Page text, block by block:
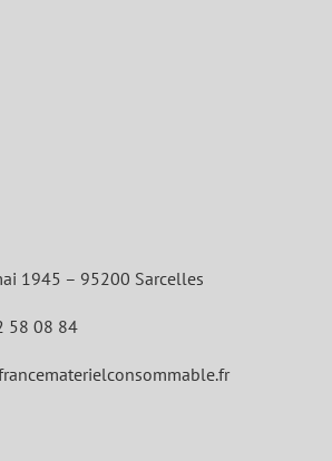
1945 – 95200 Sarcelles
58 08 84